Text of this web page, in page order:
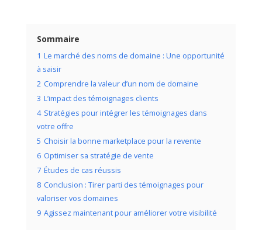
Sommaire
1 Le marché des noms de domaine : Une opportunité
à saisir
2 Comprendre la valeur d’un nom de domaine
3 L’impact des témoignages clients
4 Stratégies pour intégrer les témoignages dans
votre offre
5 Choisir la bonne marketplace pour la revente
6 Optimiser sa stratégie de vente
7 Études de cas réussis
8 Conclusion : Tirer parti des témoignages pour
valoriser vos domaines
9 Agissez maintenant pour améliorer votre visibilité